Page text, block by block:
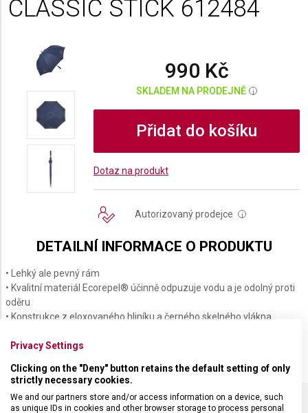
CLASSIC STICK 612484
990 Kč
SKLADEM NA PRODEJNĚ i
Přidat do košíku
Dotaz na produkt
Autorizovaný prodejce i
DETAILNÍ INFORMACE O PRODUKTU
• Lehký ale pevný rám
• Kvalitní materiál Ecorepel® účinně odpuzuje vodu a je odolný proti
oděru
• Konstrukce z eloxovaného hliníku a černého skelného vlákna
Privacy Settings
Clicking on the "Deny" button retains the default setting of only
strictly necessary cookies.
We and our partners store and/or access information on a device, such
as unique IDs in cookies and other browser storage to process personal